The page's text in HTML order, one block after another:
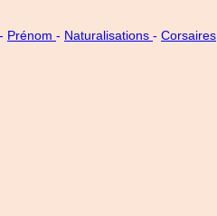
- Prénom - Naturalisations - Corsaires